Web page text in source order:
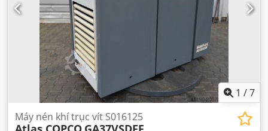
1 /7
Máy nén khí trục vít S016125